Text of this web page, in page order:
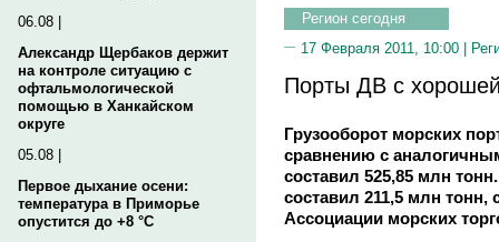
06.08 |
Александр Щербаков держит
на контроле ситуацию с
офтальмологической
помощью в Ханкайском
округе
05.08 |
Первое дыхание осени:
температура в Приморье
опустится до +8 °C
Регион сегодня
17 Февраля 2011, 10:00 |
Порты ДВ с
Грузооборот морских
сравнению с
составил 525,85 млн
составил 211,5 млн
Ассоциации морских